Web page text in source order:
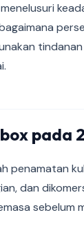
tindanan
pada
penamatan
dan
sebelum